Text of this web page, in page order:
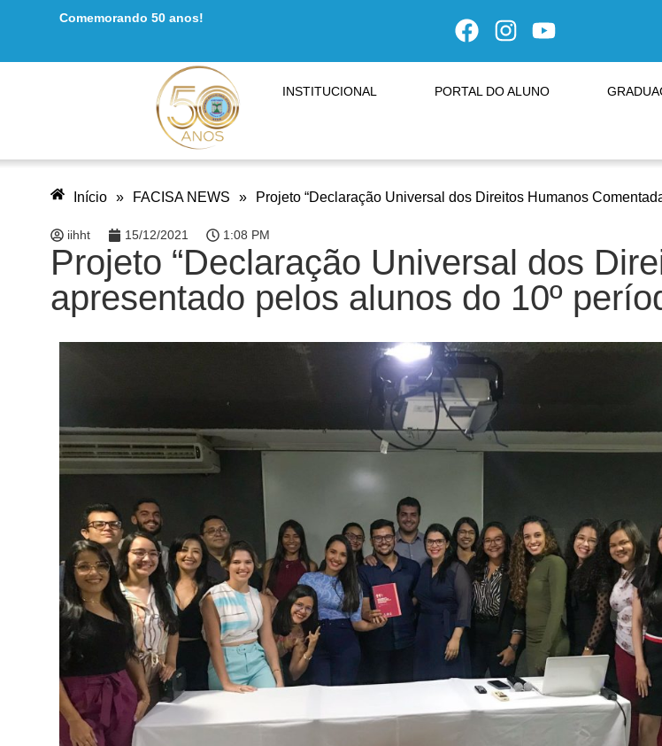
Comemorando 50 anos!
INSTITUCIONAL PORTAL DO ALUNO
Início » FACISA NEWS » Projeto “Declaração Universal dos Direitos Humanos
iihht 15/12/2021 1:08 PM
Projeto “Declaração Universal dos
apresentado pelos alunos do 10º